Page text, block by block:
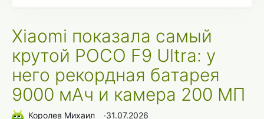
Xiaomi показала самый
крутой POCO F9 Ultra: у
него рекордная батарея
9000 мАч и камера 200 МП
Королев Михаил ∙31.07.2026